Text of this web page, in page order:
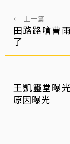
← 上一篇
田路路嗆曹
了
王凱靈堂曝
原因曝光